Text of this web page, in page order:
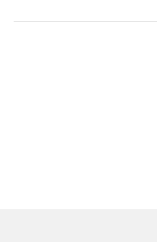
ค่ะ แต่รู้สึกว่าอยากทำ